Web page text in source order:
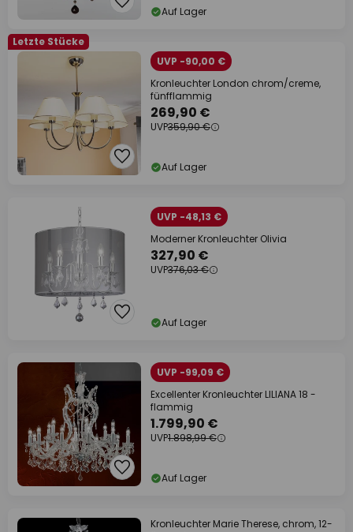
Auf Lager
Letzte Stücke
UVP -90,00 €
Kronleuchter London chrom/creme,
fünfflammig
269,90 €
UVP359,90 €
Auf Lager
UVP -48,13 €
Moderner Kronleuchter Olivia
327,90 €
UVP376,03 €
Auf Lager
UVP -99,09 €
Excellenter Kronleuchter LILIANA 18 -
flammig
1.799,90 €
UVP1.898,99 €
Auf Lager
Kronleuchter Marie Therese, chrom, 12-